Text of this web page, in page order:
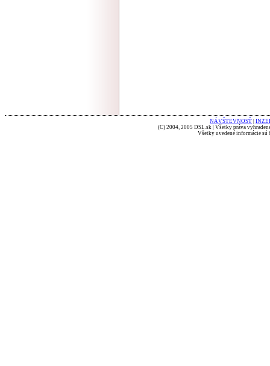
NÁVŠTEVNOSŤ
(C) 2004, 2005 DSL.sk | Všetky práva
Všetky uvedené informácie sú